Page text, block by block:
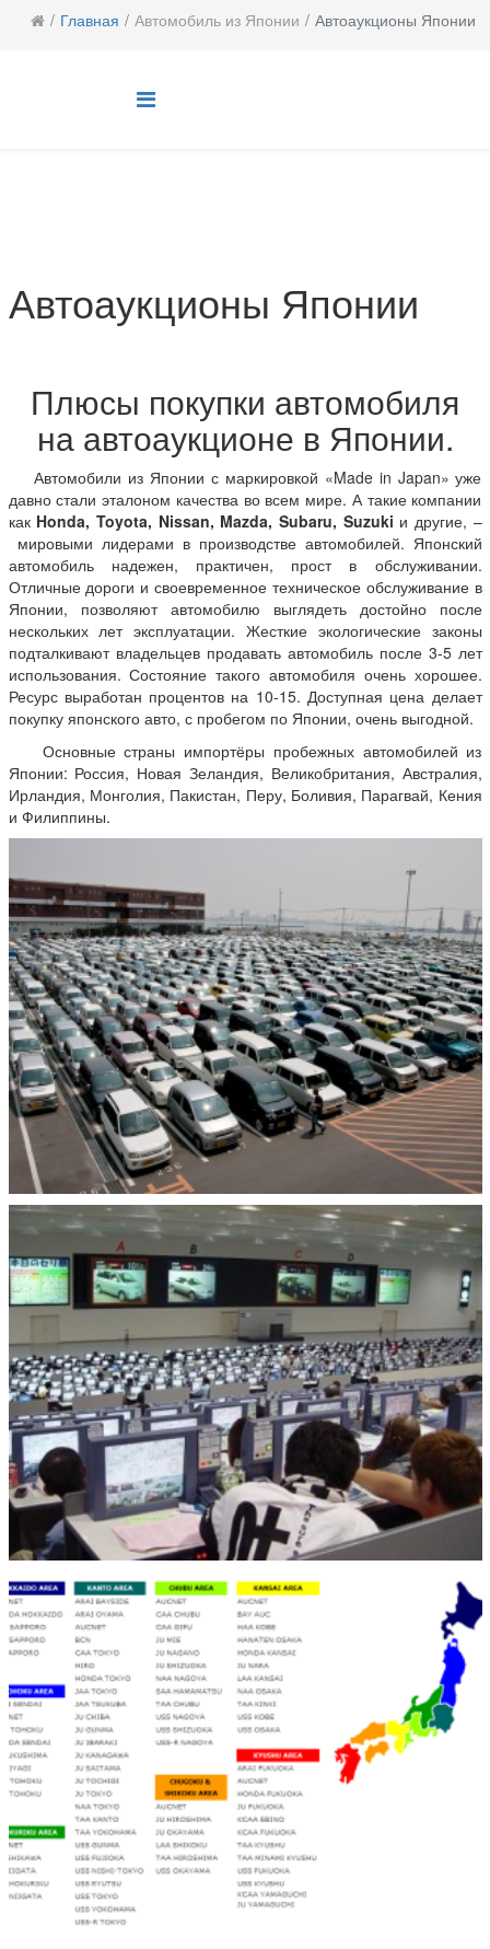
Главная Автомобиль из Японии Автоаукционы Японии
Автоаукционы Японии
Плюсы покупки автомобиля
на автоаукционе в Японии.
Автомобили из Японии с маркировкой «Made in Japan» уже
давно стали эталоном качества во всем мире. А такие компании
как Honda, Toyota, Nissan, Mazda, Subaru, Suzuki и другие, –
мировыми лидерами в производстве автомобилей. Японский
автомобиль надежен, практичен, прост в обслуживании.
Отличные дороги и своевременное техническое обслуживание в
Японии, позволяют автомобилю выглядеть достойно после
нескольких лет эксплуатации. Жесткие экологические законы
подталкивают владельцев продавать автомобиль после 3-5 лет
использования. Состояние такого автомобиля очень хорошее.
Ресурс выработан процентов на 10-15. Доступная цена делает
покупку японского авто, с пробегом по Японии, очень выгодной.
Основные страны импортёры пробежных автомобилей из
Японии: Россия, Новая Зеландия, Великобритания, Австралия,
Ирландия, Монголия, Пакистан, Перу, Боливия, Парагвай, Кения
и Филиппины.